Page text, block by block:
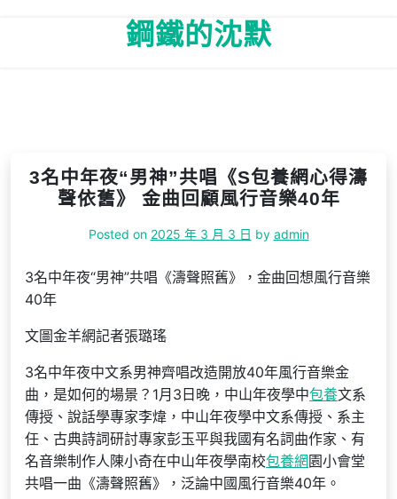
鋼鐵的沈默
3名中年夜“男神”共唱《S包養網心得濤
聲依舊》 金曲回顧風行音樂40年
Posted on 2025 年 3 月 3 日 by admin
3名中年夜“男神”共唱《濤聲照舊》，金曲回想風行音樂
40年
文圖金羊網記者張璐瑤
3名中年夜中文系男神齊唱改造開放40年風行音樂金
曲，是如何的場景？1月3日晚，中山年夜學中包養文系
傳授、說話學專家李煒，中山年夜學中文系傳授、系主
任、古典詩詞研討專家彭玉平與我國有名詞曲作家、有
名音樂制作人陳小奇在中山年夜學南校包養網 園小會堂
共唱一曲《濤聲照舊》，泛論中國風行音樂40年。